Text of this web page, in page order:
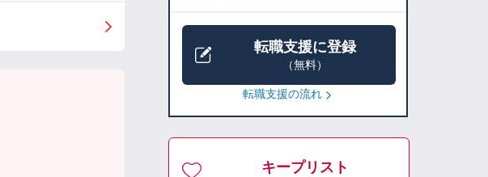
転職支援に登録
（無料）
転職支援の流れ
キープリスト